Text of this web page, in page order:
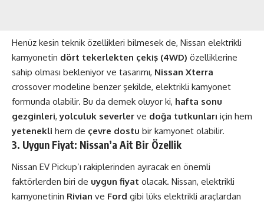
Henüz kesin teknik özellikleri bilmesek de, Nissan elektrikli
kamyonetin dört tekerlekten çekiş (4WD) özelliklerine
sahip olması bekleniyor ve tasarımı, Nissan Xterra
crossover modeline benzer şekilde, elektrikli kamyonet
formunda olabilir. Bu da demek oluyor ki, hafta sonu
gezginleri,yolculuk severler ve doğa tutkunları için hem
yetenekli hem de çevre dostu bir kamyonet olabilir.
3. Uygun Fiyat: Nissan’a Ait Bir Özellik
Nissan EV Pickup’ı rakiplerinden ayıracak en önemli
faktörlerden biri de uygun fiyat olacak. Nissan, elektrikli
kamyonetinin Rivian ve Ford gibi lüks elektrikli araçlardan